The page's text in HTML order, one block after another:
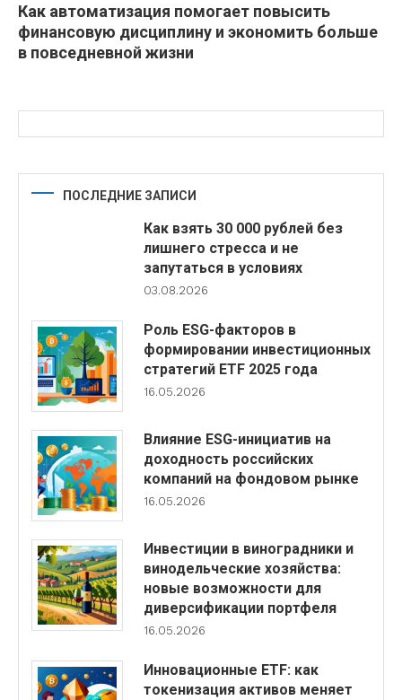
Как автоматизация помогает повысить
финансовую дисциплину и экономить больше
в повседневной жизни
ПОСЛЕДНИЕ ЗАПИСИ
Как взять 30 000 рублей без
лишнего стресса и не
запутаться в условиях
03.08.2026
Роль ESG-факторов в
формировании инвестиционных
стратегий ETF 2025 года
16.05.2026
Влияние ESG-инициатив на
доходность российских
компаний на фондовом рынке
16.05.2026
Инвестиции в виноградники и
винодельческие хозяйства:
новые возможности для
диверсификации портфеля
16.05.2026
Инновационные ETF: как
токенизация активов меняет